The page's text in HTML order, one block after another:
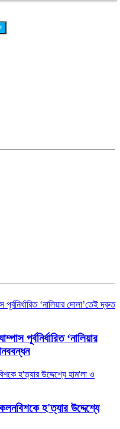
পূর্বনির্ধারিত ‘নালিয়ার
হ'ত্যার উদ্দেশ্যে